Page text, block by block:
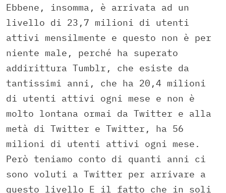
Ebbene, insomma, è arrivata ad un
livello di 23,7 milioni di utenti
attivi mensilmente e questo non è per
niente male, perché ha superato
addirittura Tumblr, che esiste da
tantissimi anni, che ha 20,4 milioni
di utenti attivi ogni mese e non è
molto lontana ormai da Twitter e alla
metà di Twitter e Twitter, ha 56
milioni di utenti attivi ogni mese.
Però teniamo conto di quanti anni ci
sono voluti a Twitter per arrivare a
questo livello E il fatto che in soli